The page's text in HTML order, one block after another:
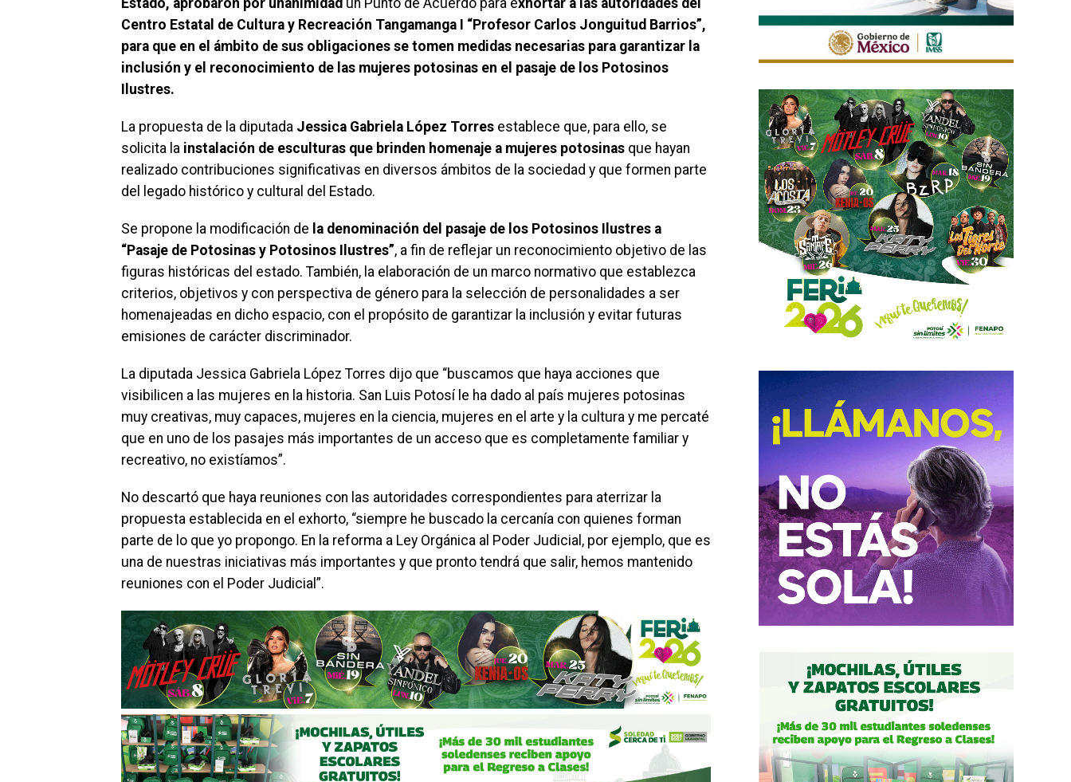
Centro Estatal de Cultura y Recreación Tangamanga I “Profesor Carlos Jonguitud Barrios”,
para que en el ámbito de sus obligaciones se tomen medidas necesarias para garantizar la
inclusión y el reconocimiento de las mujeres potosinas en el pasaje de los Potosinos
Ilustres.
La propuesta de la diputada Jessica Gabriela López Torres establece que, para ello, se
solicita la instalación de esculturas que brinden homenaje a mujeres potosinas que hayan
realizado contribuciones significativas en diversos ámbitos de la sociedad y que formen parte
del legado histórico y cultural del Estado.
Se propone la modificación de la denominación del pasaje de los Potosinos Ilustres a
“Pasaje de Potosinas y Potosinos Ilustres”, a fin de reflejar un reconocimiento objetivo de las
figuras históricas del estado. También, la elaboración de un marco normativo que establezca
criterios, objetivos y con perspectiva de género para la selección de personalidades a ser
homenajeadas en dicho espacio, con el propósito de garantizar la inclusión y evitar futuras
emisiones de carácter discriminador.
La diputada Jessica Gabriela López Torres dijo que “buscamos que haya acciones que
visibilicen a las mujeres en la historia. San Luis Potosí le ha dado al país mujeres potosinas
muy creativas, muy capaces, mujeres en la ciencia, mujeres en el arte y la cultura y me percaté
que en uno de los pasajes más importantes de un acceso que es completamente familiar y
recreativo, no existíamos”.
No descartó que haya reuniones con las autoridades correspondientes para aterrizar la
propuesta establecida en el exhorto, “siempre he buscado la cercanía con quienes forman
parte de lo que yo propongo. En la reforma a Ley Orgánica al Poder Judicial, por ejemplo, que es
una de nuestras iniciativas más importantes y que pronto tendrá que salir, hemos mantenido
reuniones con el Poder Judicial”.